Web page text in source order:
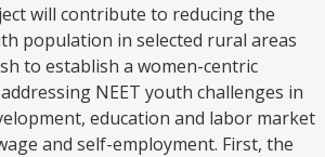
will contribute to reducing the
population in selected rural areas
to establish a women-centric
NEET youth challenges in
education and labor market
and self-employment. First, the